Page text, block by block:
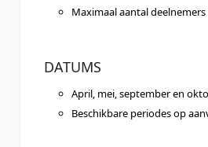
Maximaal aantal deelnemers
DATUMS
April, mei, september en
Beschikbare periodes op